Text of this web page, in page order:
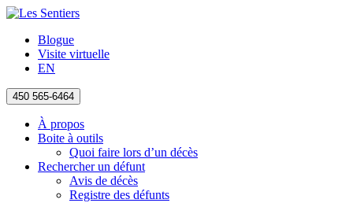
Blogue
Visite virtuelle
EN
450 565-6464
À propos
Boite à outils
Quoi faire lors d’un décès
Rechercher un défunt
Avis de décès
Registre des défunts